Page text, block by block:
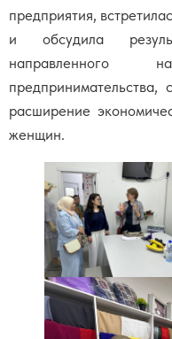
предприятия,
и обсудила
направленного
расширение
женщин.